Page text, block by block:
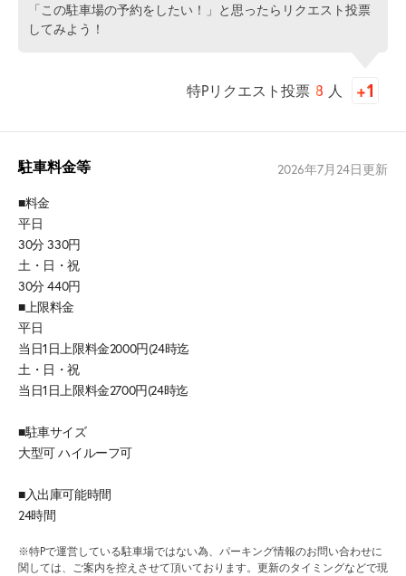
「この駐車場の予約をしたい！」と思ったらリクエスト投票
してみよう！
特Pリクエスト投票 8 人
駐車料金等 2026年7月24日更新
■料金
平日
30分 330円
土・日・祝
30分 440円
■上限料金
平日
当日1日上限料金2000円(24時迄
土・日・祝
当日1日上限料金2700円(24時迄
■駐車サイズ
大型可 ハイルーフ可
■入出庫可能時間
24時間
※特Pで運営している駐車場ではない為、パーキング情報のお問い合わせに
関しては、ご案内を控えさせて頂いております。更新のタイミングなどで現